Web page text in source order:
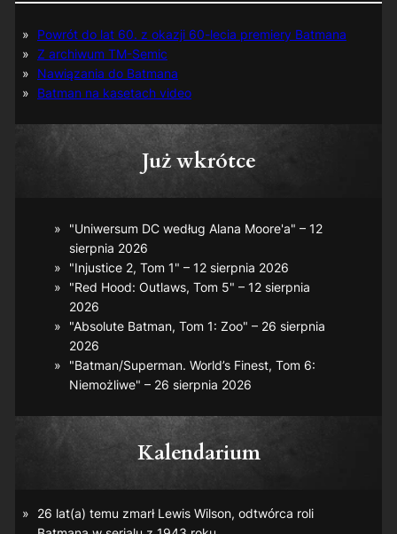
Powrót do lat 60. z okazji 60-lecia premiery Batmana
Z archiwum TM-Semic
Nawiązania do Batmana
Batman na kasetach video
Już wkrótce
"Uniwersum DC według Alana Moore'a" – 12
sierpnia 2026
"Injustice 2, Tom 1" – 12 sierpnia 2026
"Red Hood: Outlaws, Tom 5" – 12 sierpnia
2026
"Absolute Batman, Tom 1: Zoo" – 26 sierpnia
2026
"Batman/Superman. World’s Finest, Tom 6:
Niemożliwe" – 26 sierpnia 2026
Kalendarium
26 lat(a) temu zmarł Lewis Wilson, odtwórca roli